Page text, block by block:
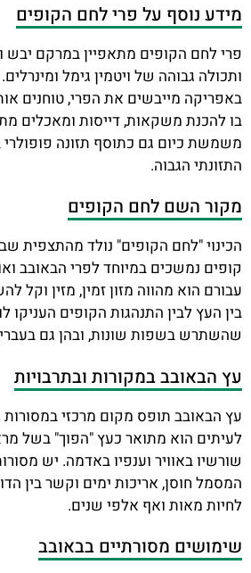
מידע נוסף על פרי לחם הקופים
פרי לחם הקופים מתאפיין במרקם
ותכולה גבוהה של ויטמין גימל
באפריקה מייבשים את הפרי, טוחנים
בו להכנת משקאות, דייסות ומאכלים
משמשת כיום גם כתוסף תזונה
התזונתי הגבוה.
מקור השם לחם הקופים
הכינוי "לחם הקופים" נולד מהתצפית
קופים נמשכים במיוחד לפרי הבאובב
עבורם הוא מהווה מזון זמין, מזין וקל
בין העץ לבין התנהגות הקופים העניקו
שהשתרש בשפות שונות, ובהן גם
עץ הבאובב במקורות ובתרבויות
עץ הבאובב תופס מקום מרכזי במסורות
לעיתים הוא מתואר כעץ "הפוך" בשל
שורשיו באוויר וענפיו באדמה. יש
המסמל חוסן, אריכות ימים וקשר בין
לחיות מאות ואף אלפי שנים.
שימושים מסורתיים בבאובב